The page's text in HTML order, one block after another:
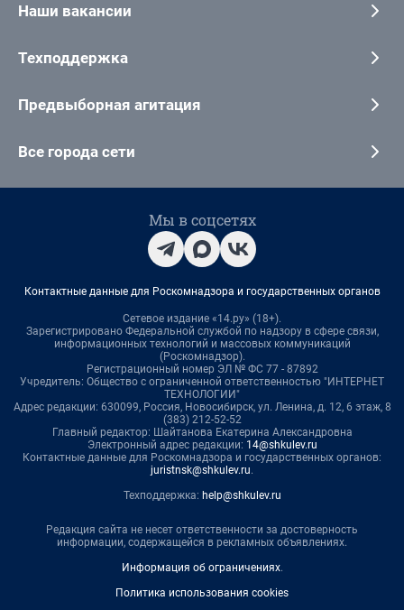
Наши вакансии
Техподдержка
Предвыборная агитация
Все города сети
Мы в соцсетях
Контактные данные для Роскомнадзора и государственных органов
Сетевое издание «14.ру» (18+).
Зарегистрировано Федеральной службой по надзору в сфере связи,
информационных технологий и массовых коммуникаций
(Роскомнадзор).
Регистрационный номер ЭЛ № ФС 77 - 87892
Учредитель: Общество с ограниченной ответственностью "ИНТЕРНЕТ
ТЕХНОЛОГИИ"
Адрес редакции: 630099, Россия, Новосибирск, ул. Ленина, д. 12, 6 этаж, 8
(383) 212-52-52
Главный редактор: Шайтанова Екатерина Александровна
Электронный адрес редакции: 14@shkulev.ru
Контактные данные для Роскомнадзора и государственных органов:
juristnsk@shkulev.ru.
Техподдержка: help@shkulev.ru
Редакция сайта не несет ответственности за достоверность
информации, содержащейся в рекламных объявлениях.
Информация об ограничениях.
Политика использования cookies